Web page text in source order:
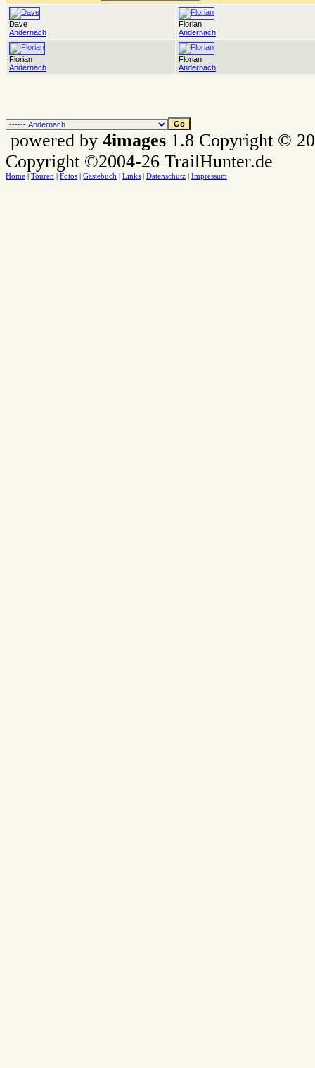
Dave
Andernach
Florian
Andernach
Florian
Andernach
Florian
Andernach
powered by 4images 1.8 Copyright ©
Copyright ©2004-26 TrailHunter.de
Home Touren Fotos Gästebuch Links Datenschutz Impressum